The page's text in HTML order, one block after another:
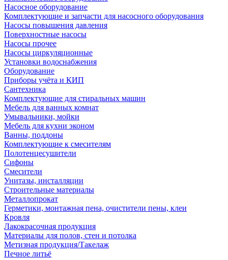
Насосное оборудование
Комплектующие и запчасти для насосного оборудования
Насосы повышения давления
Поверхностные насосы
Насосы прочее
Насосы циркуляционные
Установки водоснабжения
Оборудование
Приборы учёта и КИП
Сантехника
Комплектующие для стиральных машин
Мебель для ванных комнат
Умывальники, мойки
Мебель для кухни эконом
Ванны, поддоны
Комплектующие к смесителям
Полотенцесушители
Сифоны
Смесители
Унитазы, инсталляции
Строительные материалы
Металлопрокат
Герметики, монтажная пена, очистители пены, клеи
Кровля
Лакокрасочная продукция
Материалы для полов, стен и потолка
Метизная продукция/Такелаж
Печное литьё